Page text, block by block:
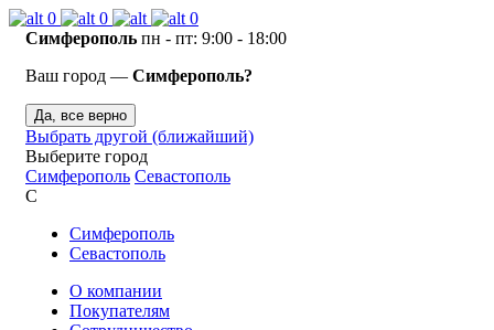
0 0
0
Симферополь пн - пт: 9:00 - 18:00
Ваш город — Симферополь?
Да, все верно
Выбрать другой (ближайший)
Выберите город
Симферополь Севастополь
С
Симферополь
Севастополь
О компании
Покупателям